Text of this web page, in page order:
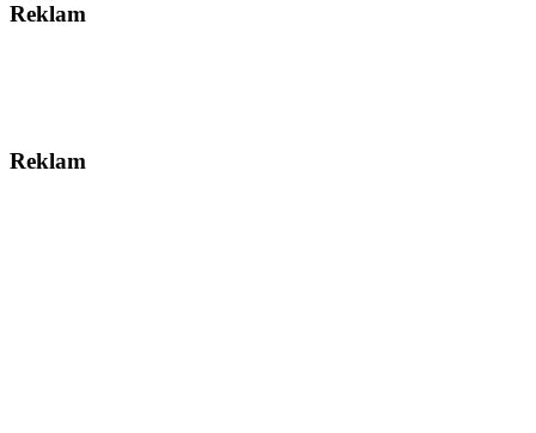
Reklam
Reklam